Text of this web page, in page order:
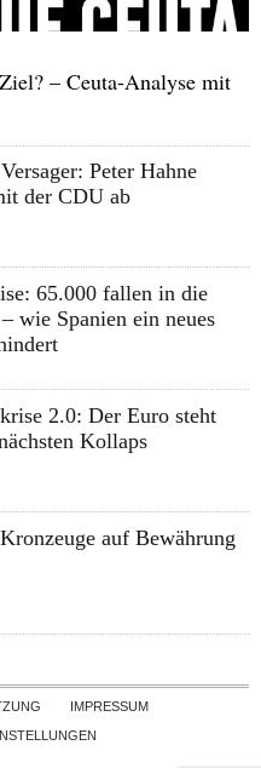
– Ceuta-Analyse mit
Peter Hahne
der CDU ab
65.000 fallen in die
wie Spanien ein neues
2.0: Der Euro steht
Kollaps
auf Bewährung
to contentIMPRESSUM